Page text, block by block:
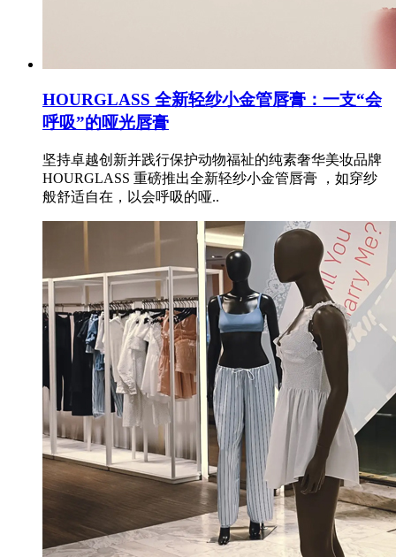
HOURGLASS 全新轻纱小金管唇膏：一支“会
呼吸”的哑光唇膏
坚持卓越创新并践行保护动物福祉的纯素奢华美妆品牌
HOURGLASS 重磅推出全新轻纱小金管唇膏 ，如穿纱
般舒适自在，以会呼吸的哑..